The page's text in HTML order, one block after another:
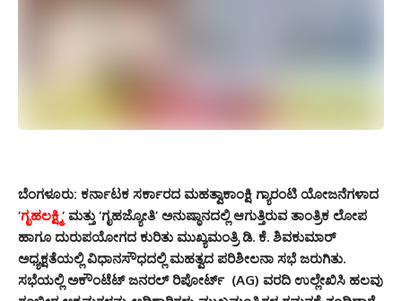
ಬೆಂಗಳೂರು: ಕರ್ನಾಟಕ ಸರ್ಕಾರದ ಮಹತ್ವಾಕಾಂಕ್ಷಿ ಗ್ಯಾರಂಟಿ ಯೋಜನೆಗಳಾದ
‘ಗೃಹಲಕ್ಷ್ಮಿ‘ ಮತ್ತು ‘ಗೃಹಜ್ಯೋತಿ’ ಅನುಷ್ಠಾನದಲ್ಲಿ ಆಗುತ್ತಿರುವ ತಾಂತ್ರಿಕ ಲೋಪ
ಹಾಗೂ ದುರುಪಯೋಗದ ಕುರಿತು ಮುಖ್ಯಮಂತ್ರಿ ಡಿ. ಕೆ. ಶಿವಕುಮಾರ್
ಅಧ್ಯಕ್ಷತೆಯಲ್ಲಿ ವಿಧಾನಸೌಧದಲ್ಲಿ ಮಹತ್ವದ ಪರಿಶೀಲನಾ ಸಭೆ ಜರುಗಿತು.
ಸಭೆಯಲ್ಲಿ ಅಕೌಂಟೆಟ್ ಜನರಲ್ ರಿಪೋರ್ಟ್ (AG) ವರದಿ ಉಲ್ಲೇಖಿಸಿ ಹಲವು